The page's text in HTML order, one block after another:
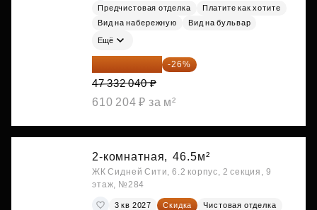
Предчистовая отделка
Платите как хотите
Вид на набережную
Вид на бульвар
Ещё
35 025 710 ₽ -26%
47 332 040 ₽
610 204 ₽ за м²
2-комнатная, 46.5м²
ЖК Сидней Сити, 6.2 корпус, 2 секция, 9
этаж, №284
3 кв 2027 Скидка
Чистовая отделка